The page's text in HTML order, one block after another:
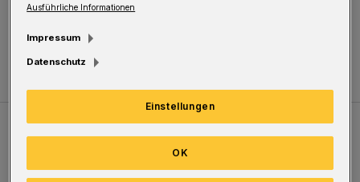
bis freitags von 7 bis 20 Uhr im Uni-Gebäude I
(Fuhlrottstraße 10, Ebene 13) geöffnet.
Ausführliche Informationen
Impressum
Datenschutz
Einstellungen
OK